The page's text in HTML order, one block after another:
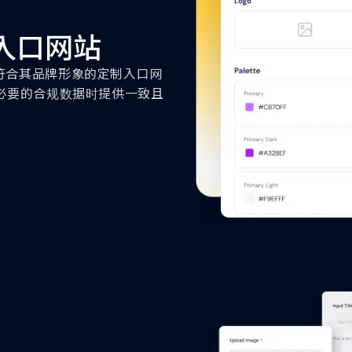
口网站
其品牌形象的定制入口网
的合规数据时提供一致且